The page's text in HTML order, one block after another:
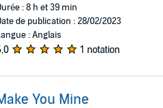
: 8 h et 39 min
de publication : 28/02/2023
: Anglais
1 notation
You Mine